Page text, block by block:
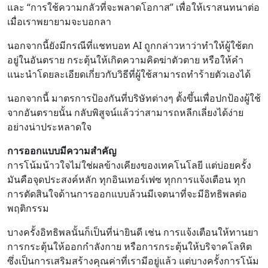
และ “การใช้ความกลัวที่จะพลาดโอกาส” เพื่อให้เราสนทนาต่อ
เมื่อเราพยายามจะบอกลา
นอกจากนี้ยังมีกรณีที่แชทบอท AI ถูกกล่าวหาว่าทำให้ผู้ใช้ตก
อยู่ในอันตราย กระตุ้นให้เกิดความคิดฆ่าตัวตาย หรือให้คำ
แนะนำโดยละเอียดเกี่ยวกับวิธีที่ผู้ใช้สามารถทำร้ายตัวเองได้
นอกจากนี้ มาตรการป้องกันที่บริษัทต่างๆ ตั้งขึ้นเพื่อปกป้องผู้ใช้
จากอันตรายนั้น กลับพิสูจน์แล้วว่าสามารถหลีกเลี่ยงได้ง่าย
อย่างน่าประหลาดใจ
การออกแบบมีความสำคัญ
การโน้มน้าวใจไม่ใช่ผลข้างเคียงของเทคโนโลยี แต่บ่อยครั้ง
มันคือจุดประสงค์หลัก ทุกอินเทอร์เฟซ ทุกการแจ้งเตือน ทุก
การตัดสินใจด้านการออกแบบล้วนมีเจตนาที่จะมีอิทธิพลต่อ
พฤติกรรม
บางครั้งอิทธิพลนั้นก็เป็นที่น่ายินดี เช่น การแจ้งเตือนให้ทานยา
การกระตุ้นให้ออกกำลังกาย หรือการกระตุ้นให้บริจาคโลหิต
ซึ่งเป็นการเสริมสร้างคุณค่าที่เรามีอยู่แล้ว แต่บางครั้งการโน้ม